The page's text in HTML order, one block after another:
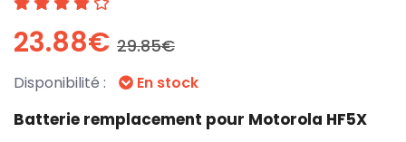
23.88€ 29.85€
Disponibilité : En stock
Batterie remplacement pour Motorola HF5X